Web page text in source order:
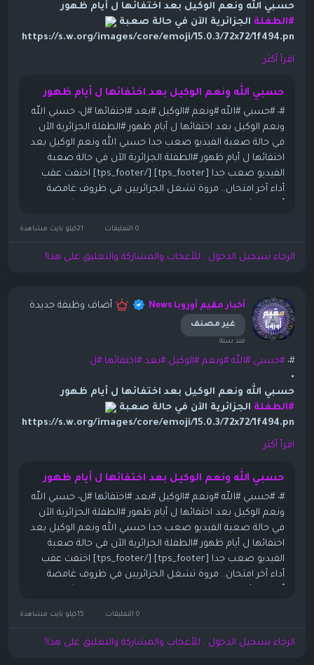
حسبي الله ونعم الوكيل بعد اختفائها ل أيام ظهور
#الطفلة الجزائرية الآن في حالة صعبة
https://s.w.org/images/core/emoji/15.0.3/72x72/1f494.pn
g" alt="💔" class="wp-smiley" style="height: 1em; max-
https://s.w.org/images/core/emoji/15.0.3/72x72/1f622.pn
g" alt="😢" class="wp-smiley" style="height: 1em; max-
height: 1em;">الفيديو صعب جدا
https://s.w.org/images/core/emoji/15.0.3/72x72/23ec.png
" alt="⏬" class="wp-smiley" style="height: 1em; max-
height: 1em;">
حسبي الله ونعم الوكيل
#الطفلة الجزائرية الآن في حالة صعبة
https://s.w.org/images/core/emoji/15.0.3/72x72/1f494.pn
g" alt="💔" class="wp-smiley" style="height: 1em; max-
g" alt="😢" class="wp-smiley" style="height: 1em; max-
height: 1em;">الفيديو صعب جدا
https://s.w.org/images/core/emoji/15.0.3/72x72/23ec.png"
alt="⏬" class="wp-smiley" style="height: 1em; max-height:
[tps_footer]
[/tps_footer]
اختفت عقب أداء آخر امتحان.. مروة تشغل الجزائريين
ضحيتها عشرات الأطفال، اختفت فتاة جزائرية تبلغ من
في ولاية قسنطينة شرق الجزائر، ما دَفَعَ الجزائريين
لمساعدة الجهات الأمنية وإطلاق حملة واسعة للبحث
عنها.
وبدأت الواقعة بعد انتهاء الطالبة مروة بوغاشيش، من أداء
آخر امتحان لها يوم الخميس في الزيادية بولاية قسنطينة
حيث خرجت رفقة صديقاتها بشكل عادي، حسبما بينته
كاميرات المراقبة في محيط المؤسسة التربوية فيحدود
الساعة التاسعة والنصف.
اقرأ أكثر
حسبي الله ونعم الوكيل بعد اختفائها ل أيام ظهور
#٠ #حسبي #الله #ونعم #الوكيل #بعد #اختفائها #ل٠ حسبي الله
ونعم الوكيل بعد اختفائها ل أيام ظهور #الطفلة الجزائرية الآن
في حالة صعبة الفيديو صعب جدا حسبي الله ونعم الوكيل بعد
اختفائها ل أيام ظهور #الطفلة الجزائرية الآن في حالة صعبة
الفيديو صعب جدا [tps_footer] [/tps_footer] اختفت عقب
أداء آخر امتحان.. مروة تشغل الجزائريين في ظروف غامضة
0 التعليقات
الرجاء تسجيل الدخول , للأعجاب والمشاركة والتعليق على هذا!
أخبار مقيم أوروبا News أضاف وظيفة جديدة
غير مصنف
منذ سنة
#٠ #حسبي #الله #ونعم #الوكيل #بعد #اختفائها #ل
٠
حسبي الله ونعم الوكيل بعد اختفائها ل أيام ظهور
#الطفلة الجزائرية الآن في حالة صعبة
https://s.w.org/images/core/emoji/15.0.3/72x72/1f494.pn
g" alt="💔" class="wp-smiley" style="height: 1em; max-
https://s.w.org/images/core/emoji/15.0.3/72x72/1f622.pn
g" alt="😢" class="wp-smiley" style="height: 1em; max-
height: 1em;">الفيديو صعب جدا
https://s.w.org/images/core/emoji/15.0.3/72x72/23ec.png
" alt="⏬" class="wp-smiley" style="height: 1em; max-
height: 1em;">
حسبي الله ونعم الوكيل
#الطفلة الجزائرية الآن في حالة صعبة
https://s.w.org/images/core/emoji/15.0.3/72x72/1f494.pn
g" alt="💔" class="wp-smiley" style="height: 1em; max-
اقرأ أكثر
حسبي الله ونعم الوكيل بعد اختفائها ل أيام ظهور
#٠ #حسبي #الله #ونعم #الوكيل #بعد #اختفائها #ل٠ حسبي الله
ونعم الوكيل بعد اختفائها ل أيام ظهور #الطفلة الجزائرية الآن
في حالة صعبة الفيديو صعب جدا حسبي الله ونعم الوكيل بعد
اختفائها ل أيام ظهور #الطفلة الجزائرية الآن في حالة صعبة
الفيديو صعب جدا [tps_footer] [/tps_footer] اختفت عقب
أداء آخر امتحان.. مروة تشغل الجزائريين في ظروف غامضة
0 التعليقات
الرجاء تسجيل الدخول , للأعجاب والمشاركة والتعليق على هذا!